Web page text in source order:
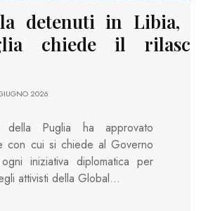
detenuti in Libia,
chiede il
2026
della Puglia ha approvato
con cui si chiede al Governo
iniziativa diplomatica per
attivisti della Global…